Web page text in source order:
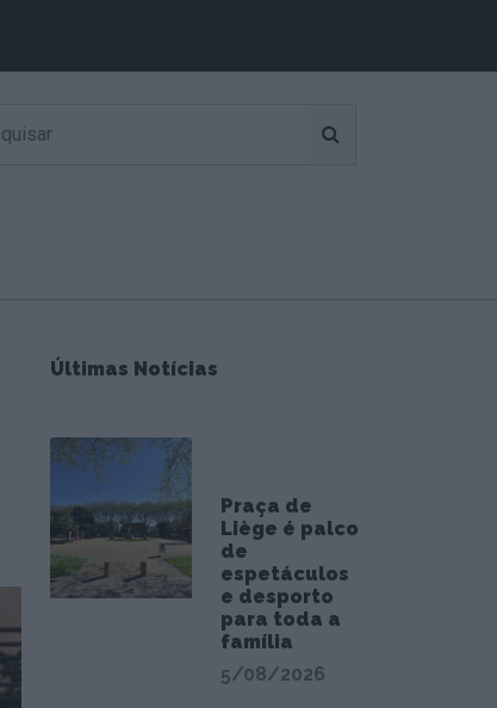
Últimas Notícias
Praça de
Liège é palco
de
espetáculos
e desporto
para toda a
família
5/08/2026